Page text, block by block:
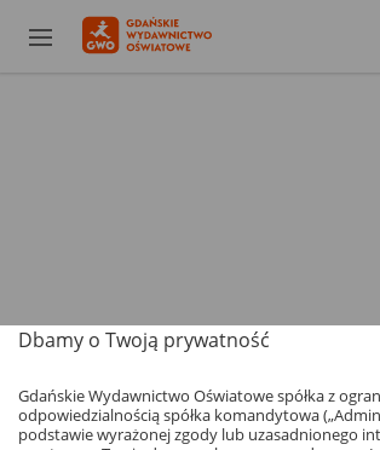
Dbamy o Twoją prywatność
Gdańskie Wydawnictwo Oświatowe spółka z
odpowiedzialnością spółka komandytowa
podstawie wyrażonej zgody lub uzasadnionego